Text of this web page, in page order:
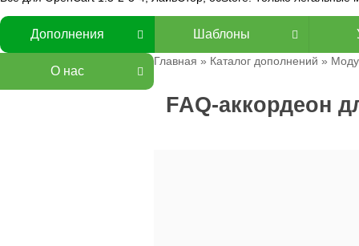
Дополнения Шаблоны
О нас
Главная » Каталог дополнений »
FAQ-аккордеон